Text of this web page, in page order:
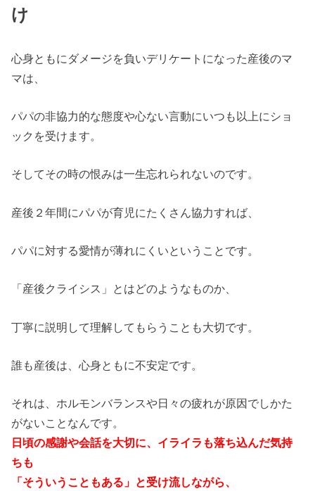
け
心身ともにダメージを負いデリケートになった産後のマ
マは、
パパの非協力的な態度や心ない言動にいつも以上にショ
ックを受けます。
そしてその時の恨みは一生忘れられないのです。
産後２年間にパパが育児にたくさん協力すれば、
パパに対する愛情が薄れにくいということです。
「産後クライシス」とはどのようなものか、
丁寧に説明して理解してもらうことも大切です。
誰も産後は、心身ともに不安定です。
それは、ホルモンバランスや日々の疲れが原因でしかた
がないことなんです。
日頃の感謝や会話を大切に、イライラも落ち込んだ気持
ちも
「そういうこともある」と受け流しながら、